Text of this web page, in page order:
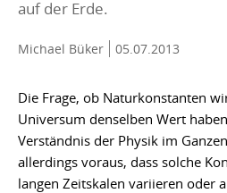
auf der Erde.
Michael Büker 05.07.2013
Die Frage, ob Naturkonstanten
Universum denselben Wert
Verständnis der Physik im
allerdings voraus, dass solche
langen Zeitskalen variieren oder